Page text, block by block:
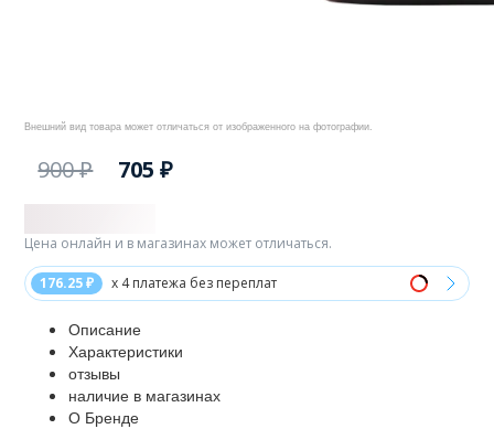
Внешний вид товара может отличаться от изображенного на фотографии.
900 ₽ 705 ₽
176.25 ₽ x 4 платежа без переплат
Цена онлайн и в магазинах может отличаться.
Описание
Характеристики
отзывы
наличие в магазинах
О Бренде